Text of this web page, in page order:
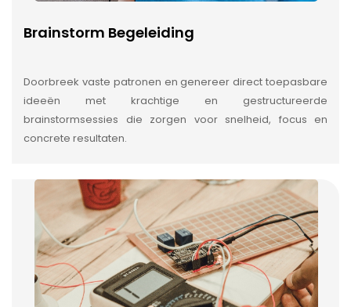
Brainstorm Begeleiding
Doorbreek vaste patronen en genereer direct toepasbare
ideeën met krachtige en gestructureerde
brainstormsessies die zorgen voor snelheid, focus en
concrete resultaten.